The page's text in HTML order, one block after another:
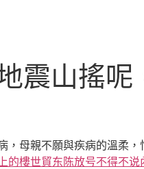
震山搖呢
，母親不願與疾病的溫柔
的樓世貿东陈放号不得不说